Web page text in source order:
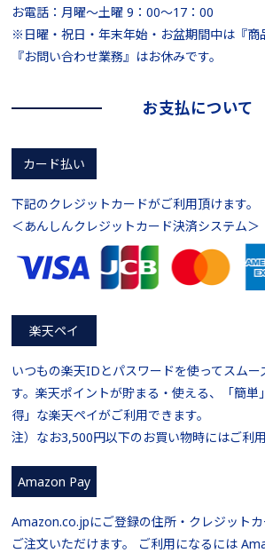
お電話：月曜～土曜 9：00～17：00
※日曜・祝日・年末年始・お盆期間中は『商
『お問い合わせ業務』はお休みです。
お支払について
カード払い
下記のクレジットカードがご利用頂けます。
＜あんしんクレジットカード決済システム＞
楽天ペイ
いつもの楽天IDとパスワードを使ってスムー
す。楽天ポイントが貯まる・使える、「簡単
得」な楽天ペイがご利用できます。
注）なお3,500円以下のお買い物時にはご利
Amazon Pay
Amazon.co.jpにご登録の住所・クレジット
ご注文いただけます。 ご利用になるには